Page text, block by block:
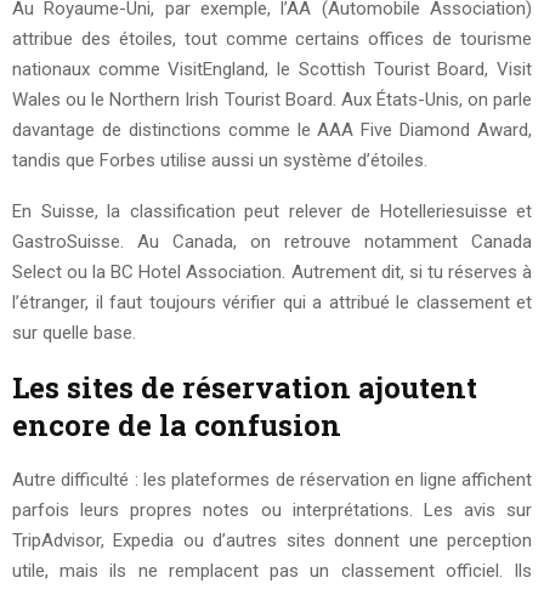
Au Royaume-Uni, par exemple, l’AA (Automobile Association)
attribue des étoiles, tout comme certains offices de tourisme
nationaux comme VisitEngland, le Scottish Tourist Board, Visit
Wales ou le Northern Irish Tourist Board. Aux États-Unis, on parle
davantage de distinctions comme le AAA Five Diamond Award,
tandis que Forbes utilise aussi un système d’étoiles.
En Suisse, la classification peut relever de Hotelleriesuisse et
GastroSuisse. Au Canada, on retrouve notamment Canada
Select ou la BC Hotel Association. Autrement dit, si tu réserves à
l’étranger, il faut toujours vérifier qui a attribué le classement et
sur quelle base.
Les sites de réservation ajoutent
encore de la confusion
Autre difficulté : les plateformes de réservation en ligne affichent
parfois leurs propres notes ou interprétations. Les avis sur
TripAdvisor, Expedia ou d’autres sites donnent une perception
utile, mais ils ne remplacent pas un classement officiel. Ils